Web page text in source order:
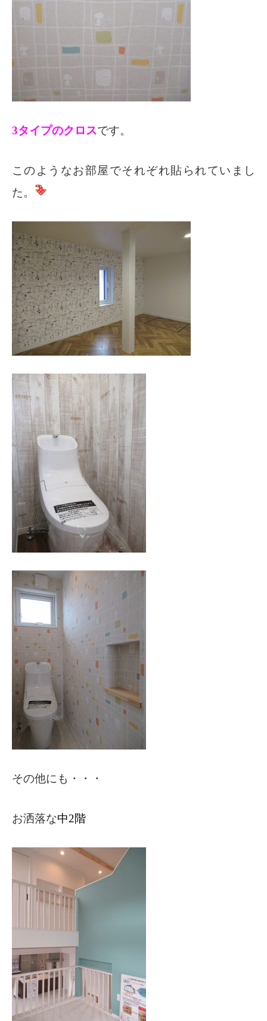
3タイプのクロスです。
このようなお部屋でそれぞれ貼られていまし
た。
その他にも・・・
お洒落な中2階